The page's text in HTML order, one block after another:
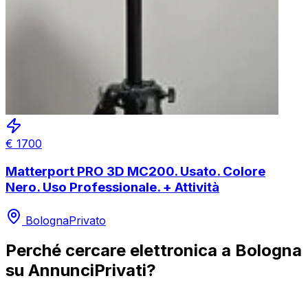
€ 1700
Matterport PRO 3D MC200. Usato. Colore
Nero. Uso Professionale. + Attività
BolognaPrivato
Perché cercare elettronica a Bologna
su AnnunciPrivati?